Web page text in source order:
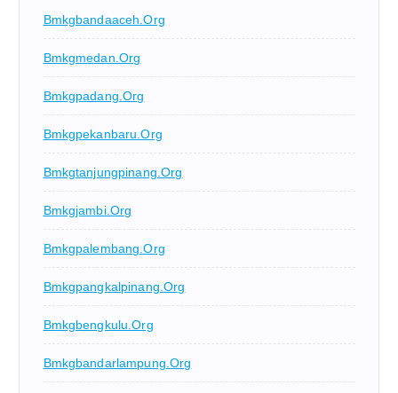
Bmkgbandaaceh.org
Bmkgmedan.org
Bmkgpadang.org
Bmkgpekanbaru.org
Bmkgtanjungpinang.org
Bmkgjambi.org
Bmkgpalembang.org
Bmkgpangkalpinang.org
Bmkgbengkulu.org
Bmkgbandarlampung.org